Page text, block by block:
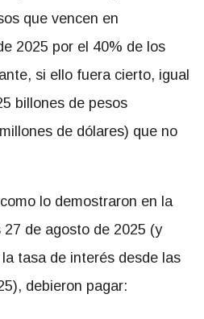
que vencen en
2025 por el 40% de los
si ello fuera cierto, igual
billones de pesos
de dólares) que no
lo demostraron en la
27 de agosto de 2025 (y
tasa de interés desde las
debieron pagar: